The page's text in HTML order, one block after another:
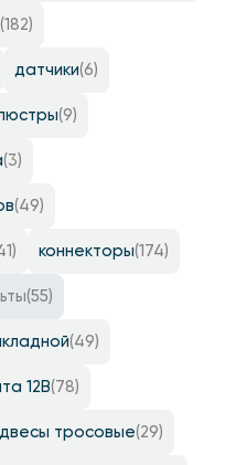
(182)
датчики(6)
(9)
(3)
(49)
коннекторы(174)
(55)
(49)
12B(78)
тросовые(29)